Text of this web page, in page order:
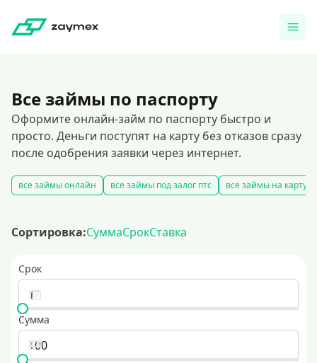
Все займы по паспорту
Оформите онлайн-займ по паспорту быстро и
просто. Деньги поступят на карту без отказов сразу
после одобрения заявки через интернет.
все займы онлайн все займы под залог птс все займы на карту
Сортировка:СуммаСрокСтавка
Срок
Сумма